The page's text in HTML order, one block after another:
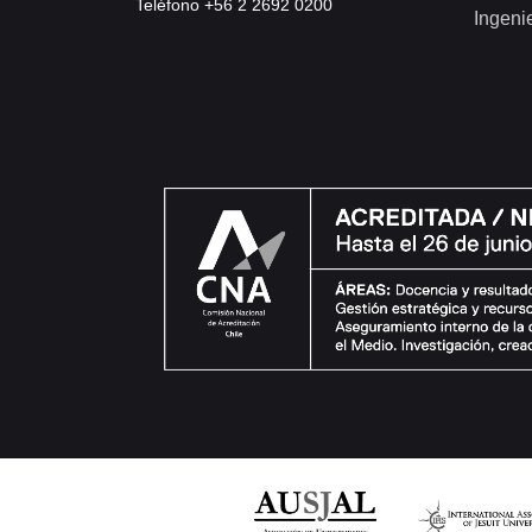
Teléfono +56 2 2692 0200